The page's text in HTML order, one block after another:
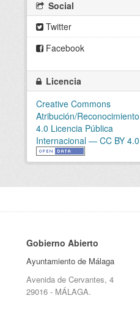
Social
Twitter
Facebook
Licencia
Creative Commons
Atribución/Reconocimiento
4.0 Licencia Pública
Internacional — CC BY 4.0
Gobierno Abierto
Ayuntamiento de Málaga
Avenida de Cervantes, 4
29016 - MÁLAGA.